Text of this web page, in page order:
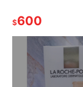
$600